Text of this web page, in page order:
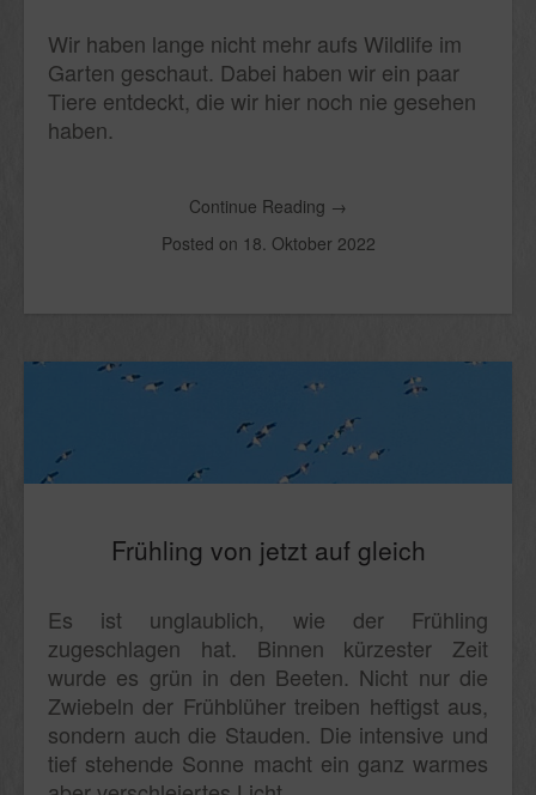
Wir haben lange nicht mehr aufs Wildlife im
Garten geschaut. Dabei haben wir ein paar
Tiere entdeckt, die wir hier noch nie gesehen
haben.
Continue Reading →
Posted on 18. Oktober 2022
Frühling von jetzt auf gleich
Es ist unglaublich, wie der Frühling
zugeschlagen hat. Binnen kürzester Zeit
wurde es grün in den Beeten. Nicht nur die
Zwiebeln der Frühblüher treiben heftigst aus,
sondern auch die Stauden. Die intensive und
tief stehende Sonne macht ein ganz warmes